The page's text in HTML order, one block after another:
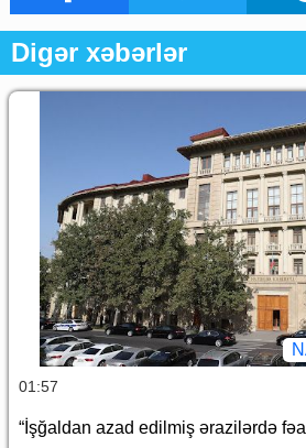
Digər xəbərlər
01:57
“İşğaldan azad edilmiş ərazilərdə